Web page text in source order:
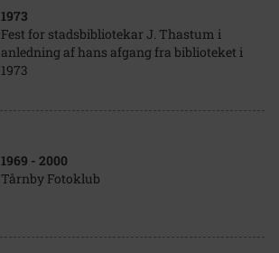
1973
Fest for stadsbibliotekar J. Thastum i
anledning af hans afgang fra biblioteket i
1973
1969 - 2000
Tårnby Fotoklub